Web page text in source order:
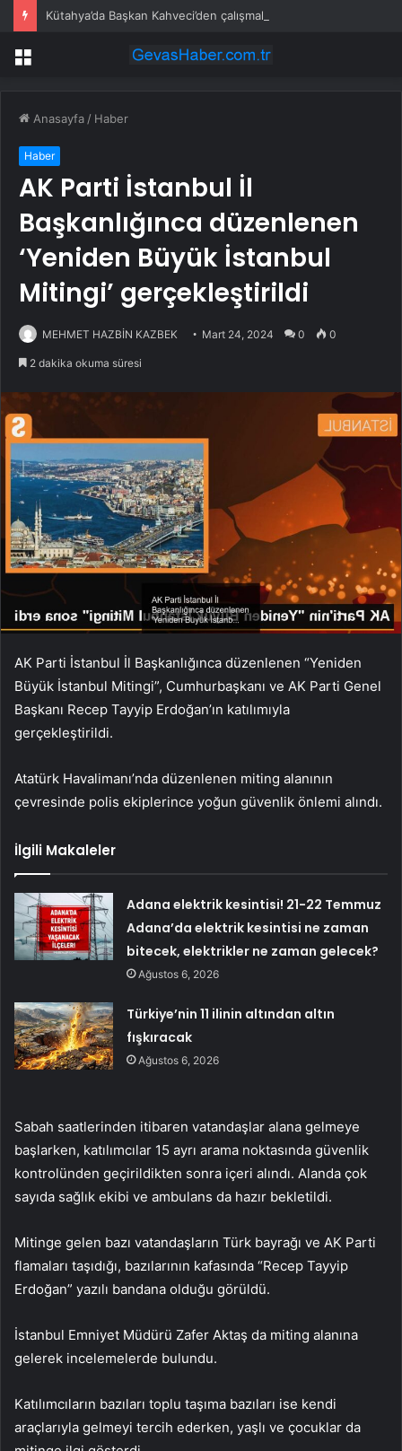
Kütahya’da Başkan Kahveci’den çalışmalara yakın mercek
Menü
Anasayfa / Haber
Haber
AK Parti İstanbul İl
Başkanlığınca düzenlenen
‘Yeniden Büyük İstanbul
Mitingi’ gerçekleştirildi
MEHMET HAZBİN KAZBEK Mart 24, 2024 0 0
2 dakika okuma süresi
AK Parti İstanbul İl Başkanlığınca düzenlenen “Yeniden
Büyük İstanbul Mitingi”, Cumhurbaşkanı ve AK Parti Genel
Başkanı Recep Tayyip Erdoğan’ın katılımıyla
gerçekleştirildi.
Atatürk Havalimanı’nda düzenlenen miting alanının
çevresinde polis ekiplerince yoğun güvenlik önlemi alındı.
İlgili Makaleler
Adana elektrik kesintisi! 21-22 Temmuz
Adana’da elektrik kesintisi ne zaman
bitecek, elektrikler ne zaman gelecek?
Ağustos 6, 2026
Türkiye’nin 11 ilinin altından altın
fışkıracak
Ağustos 6, 2026
Sabah saatlerinden itibaren vatandaşlar alana gelmeye
başlarken, katılımcılar 15 ayrı arama noktasında güvenlik
kontrolünden geçirildikten sonra içeri alındı. Alanda çok
sayıda sağlık ekibi ve ambulans da hazır bekletildi.
Mitinge gelen bazı vatandaşların Türk bayrağı ve AK Parti
flamaları taşıdığı, bazılarının kafasında “Recep Tayyip
Erdoğan” yazılı bandana olduğu görüldü.
İstanbul Emniyet Müdürü Zafer Aktaş da miting alanına
gelerek incelemelerde bulundu.
Katılımcıların bazıları toplu taşıma bazıları ise kendi
araçlarıyla gelmeyi tercih ederken, yaşlı ve çocuklar da